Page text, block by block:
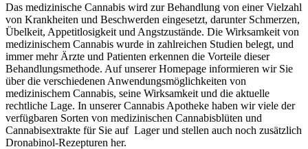
Das medizinische Cannabis wird zur Behandlung von einer Vielzahl
von Krankheiten und Beschwerden eingesetzt, darunter Schmerzen,
Übelkeit, Appetitlosigkeit und Angstzustände. Die Wirksamkeit von
medizinischem Cannabis wurde in zahlreichen Studien belegt, und
immer mehr Ärzte und Patienten erkennen die Vorteile dieser
Behandlungsmethode. Auf unserer Homepage informieren wir Sie
über die verschiedenen Anwendungsmöglichkeiten von
medizinischem Cannabis, seine Wirksamkeit und die aktuelle
rechtliche Lage. In unserer Cannabis Apotheke haben wir viele der
verfügbaren Sorten von medizinischen Cannabisblüten und
Cannabisextrakte für Sie auf Lager und stellen auch noch zusätzlich
Dronabinol-Rezepturen her.